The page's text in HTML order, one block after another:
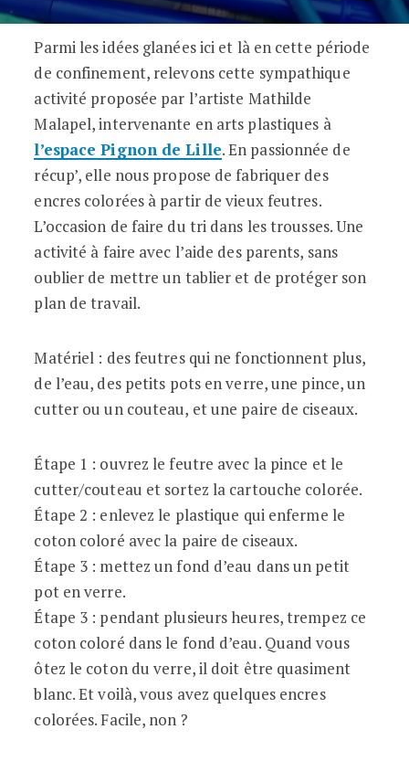
Fabriquez vos encres colorées
Parmi les idées glanées ici et là en cette période
de confinement, relevons cette sympathique
activité proposée par l’artiste Mathilde
Malapel, intervenante en arts plastiques à
l’espace Pignon de Lille. En passionnée de
récup’, elle nous propose de fabriquer des
encres colorées à partir de vieux feutres.
L’occasion de faire du tri dans les trousses. Une
activité à faire avec l’aide des parents, sans
oublier de mettre un tablier et de protéger son
plan de travail.
Matériel : des feutres qui ne fonctionnent plus,
de l’eau, des petits pots en verre, une pince, un
cutter ou un couteau, et une paire de ciseaux.
Étape 1 : ouvrez le feutre avec la pince et le
cutter/couteau et sortez la cartouche colorée.
Étape 2 : enlevez le plastique qui enferme le
coton coloré avec la paire de ciseaux.
Étape 3 : mettez un fond d’eau dans un petit
pot en verre.
Étape 3 : pendant plusieurs heures, trempez ce
coton coloré dans le fond d’eau. Quand vous
ôtez le coton du verre, il doit être quasiment
blanc. Et voilà, vous avez quelques encres
colorées. Facile, non ?